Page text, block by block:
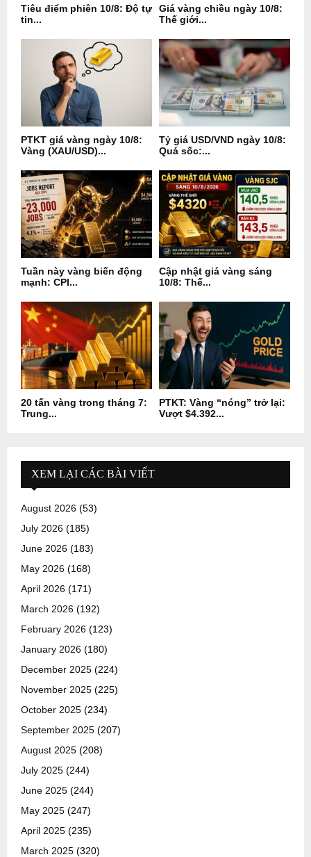
Tiêu điểm phiên 10/8: Độ tự
tin...
Giá vàng chiều ngày 10/8:
Thế giới...
PTKT giá vàng ngày 10/8:
Vàng (XAU/USD)...
Tỷ giá USD/VND ngày 10/8:
Quá sốc:...
Tuần này vàng biến động
mạnh: CPI...
Cập nhật giá vàng sáng
10/8: Thế...
20 tấn vàng trong tháng 7:
Trung...
PTKT: Vàng “nóng” trở lại:
Vượt $4.392...
XEM LẠI CÁC BÀI VIẾT
August 2026 (53)
July 2026 (185)
June 2026 (183)
May 2026 (168)
April 2026 (171)
March 2026 (192)
February 2026 (123)
January 2026 (180)
December 2025 (224)
November 2025 (225)
October 2025 (234)
September 2025 (207)
August 2025 (208)
July 2025 (244)
June 2025 (244)
May 2025 (247)
April 2025 (235)
March 2025 (320)